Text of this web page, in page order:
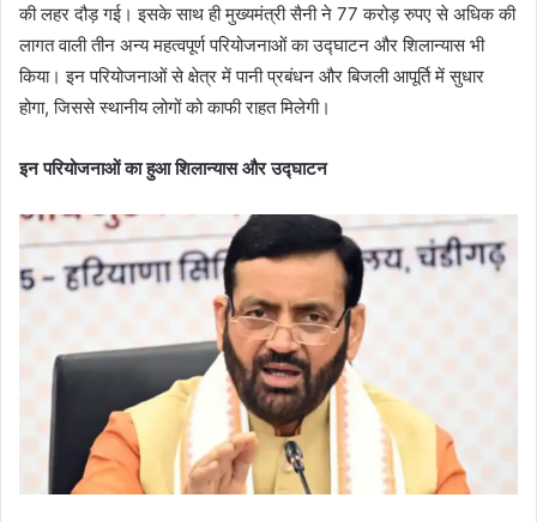
की लहर दौड़ गई। इसके साथ ही मुख्यमंत्री सैनी ने 77 करोड़ रुपए से अधिक की
लागत वाली तीन अन्य महत्वपूर्ण परियोजनाओं का उद्घाटन और शिलान्यास भी
किया। इन परियोजनाओं से क्षेत्र में पानी प्रबंधन और बिजली आपूर्ति में सुधार
होगा, जिससे स्थानीय लोगों को काफी राहत मिलेगी।
इन परियोजनाओं का हुआ शिलान्यास और उद्घाटन